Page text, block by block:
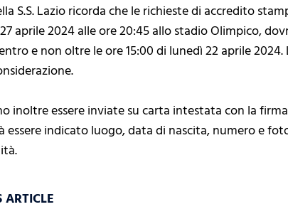
S.S. Lazio ricorda che le richieste di accredito
aprile 2024 alle ore 20:45 allo stadio Olimpico,
e non oltre le ore 15:00 di lunedì 22 aprile
inoltre essere inviate su carta intestata con la
essere indicato luogo, data di nascita, numero e